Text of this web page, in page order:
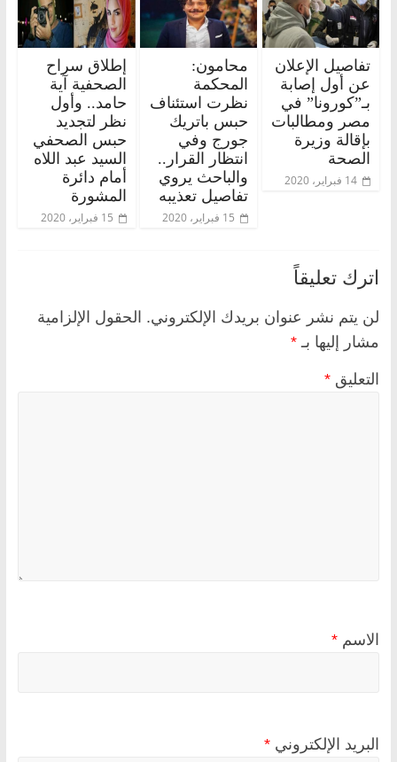
تفاصيل الإعلان
عن أول إصابة
بـ”كورونا” في
مصر ومطالبات
بإقالة وزيرة
الصحة
14 فبراير، 2020
محامون:
المحكمة
نظرت استئناف
حبس باتريك
جورج وفي
انتظار القرار..
والباحث يروي
تفاصيل تعذيبه
15 فبراير، 2020
إطلاق سراح
الصحفية آية
حامد.. وأول
نظر لتجديد
حبس الصحفي
السيد عبد اللاه
أمام دائرة
المشورة
15 فبراير، 2020
اترك تعليقاً
لن يتم نشر عنوان بريدك الإلكتروني. الحقول الإلزامية
مشار إليها بـ *
التعليق *
الاسم *
البريد الإلكتروني *